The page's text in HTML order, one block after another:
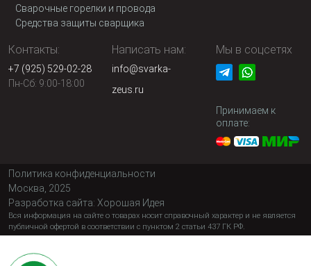
Сварочные горелки и провода
Средства защиты сварщика
Контакты:
+7 (925) 529-02-28
Пн-Сб: 9:00-18:00
Написать нам:
info@svarka-
zeus.ru
Мы в соцсетях
Принимаем к
оплате:
Политика конфиденциальности
Москва, 2025
Разработка сайта: Хорошая Идея
Вся информация на сайте о товарах носит справочный характер и не является
публичной офертой в соответствии с пунктом 2 статьи 437 ГК РФ.